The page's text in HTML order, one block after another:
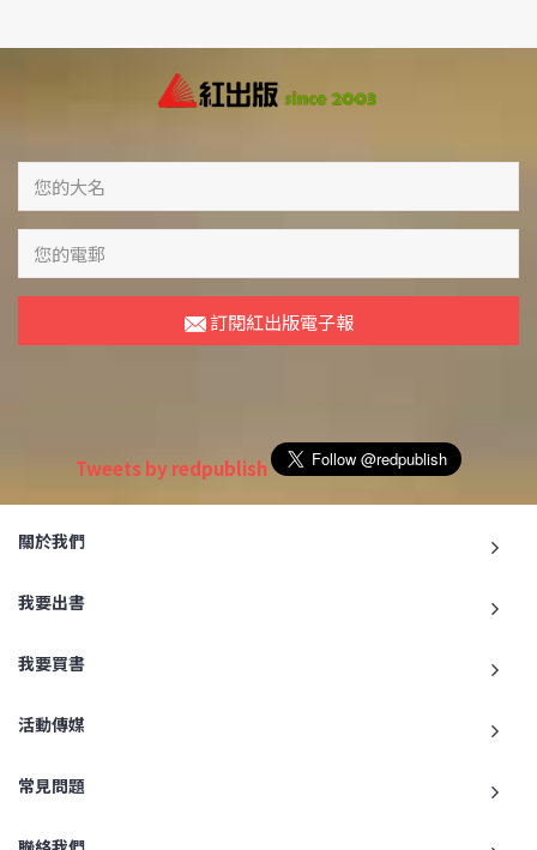
訂閱紅出版電子報
Tweets by redpublish
關於我們
我要出書
我要買書
活動傳媒
常見問題